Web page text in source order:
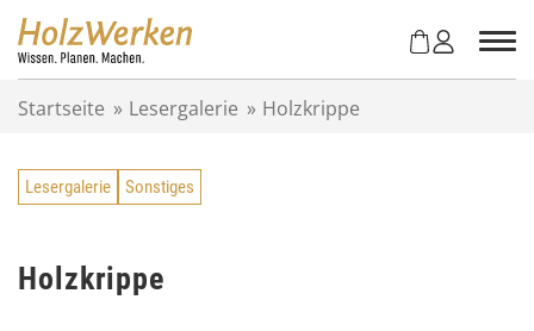
Startseite » Lesergalerie » Holzkrippe
Lesergalerie Sonstiges
Holzkrippe